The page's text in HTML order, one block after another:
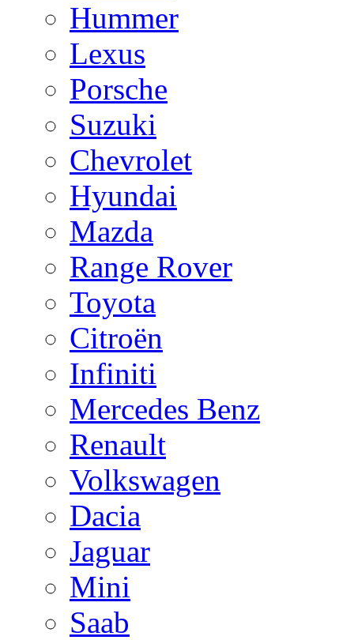
Hummer
Lexus
Porsche
Suzuki
Chevrolet
Hyundai
Mazda
Range Rover
Toyota
Citroën
Infiniti
Mercedes Benz
Renault
Volkswagen
Dacia
Jaguar
Mini
Saab